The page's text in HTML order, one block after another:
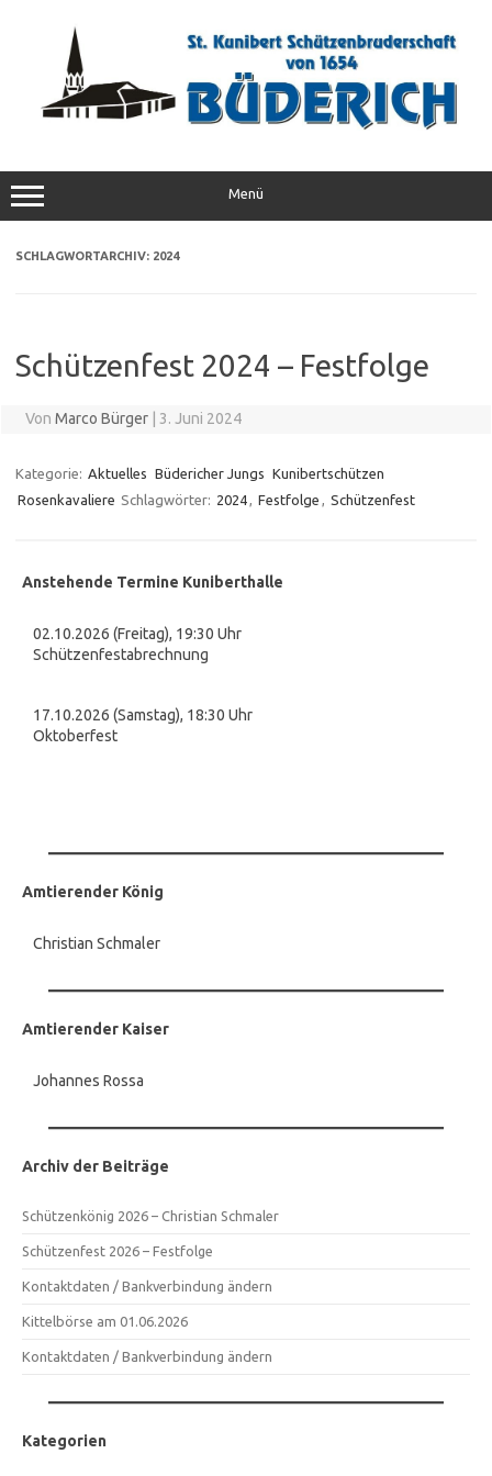
Menü
SCHLAGWORTARCHIV: 2024
Schützenfest 2024 – Festfolge
Von Marco Bürger 3. Juni 2024
Kategorie: Aktuelles Büdericher Jungs Kunibertschützen
Rosenkavaliere Schlagwörter: 2024, Festfolge , Schützenfest
Anstehende Termine Kuniberthalle
02.10.2026 (Freitag), 19:30 Uhr
Schützenfestabrechnung
17.10.2026 (Samstag), 18:30 Uhr
Oktoberfest
Amtierender König
Christian Schmaler
Amtierender Kaiser
Johannes Rossa
Archiv der Beiträge
Schützenkönig 2026 – Christian Schmaler
Schützenfest 2026 – Festfolge
Kontaktdaten / Bankverbindung ändern
Kittelbörse am 01.06.2026
Kontaktdaten / Bankverbindung ändern
Kategorien